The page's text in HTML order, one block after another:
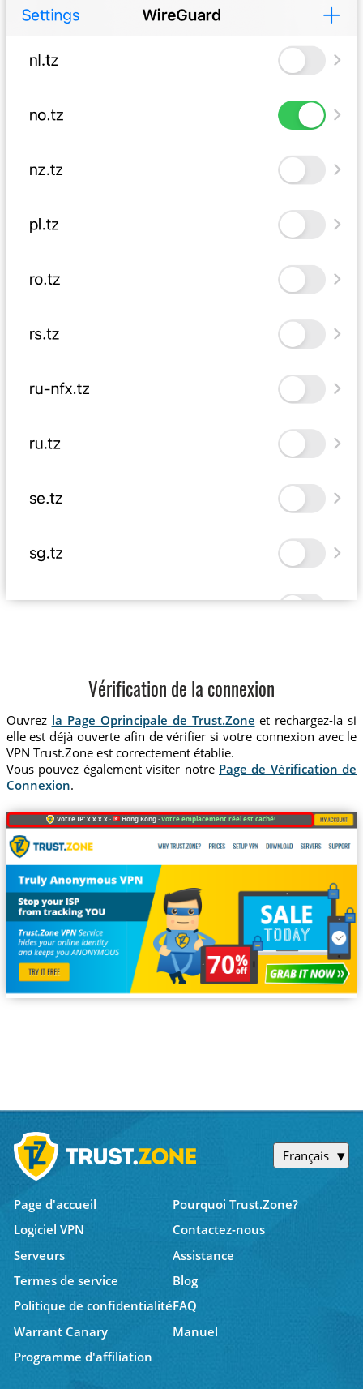
Vérification de la connexion
Ouvrez la Page Oprincipale de Trust.Zone et rechargez-la si
elle est déjà ouverte afin de vérifier si votre connexion avec le
VPN Trust.Zone est correctement établie.
Vous pouvez également visiter notre Page de Vérification de
Connexion.
Votre IP: x.x.x.x · Hong Kong ·Votre emplacement réel est caché!
Français
Page d'accueil
Pourquoi Trust.Zone?
Logiciel VPN
Contactez-nous
Serveurs
Assistance
Termes de service
Blog
Politique de confidentialitéFAQ
Warrant Canary
Manuel
Programme d'affiliation